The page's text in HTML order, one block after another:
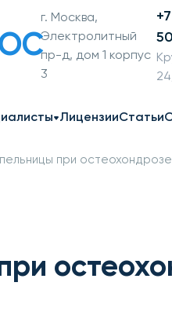
г. Москва,
Электролитный
пр-д, дом 1 корпус
3
50
ЛицензииСтатьи
при остеохондрозе